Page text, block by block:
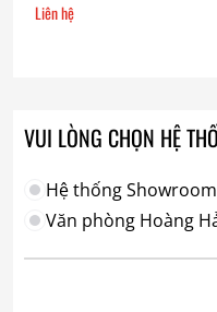
Liên hệ
VUI LÒNG CHỌN HỆ
Hệ thống Showroom
Văn phòng Hoàng